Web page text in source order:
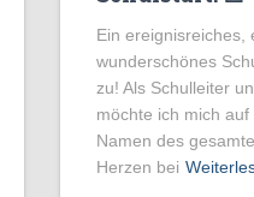
Ein ereignisreiches,
wunderschönes
zu! Als Schulleiter
möchte ich mich
Namen des
Herzen bei